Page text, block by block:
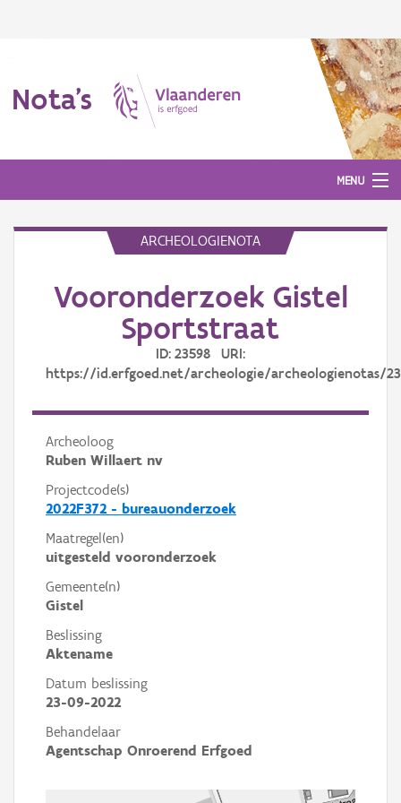
Nota's
MENU
Aanmelden
ARCHEOLOGIENOTA
Vooronderzoek Gistel
Sportstraat
ID: 23598 URI:
https://id.erfgoed.net/archeologie/archeologienotas/
Archeoloog
Ruben Willaert nv
Projectcode(s)
2022F372 - bureauonderzoek
Maatregel(en)
uitgesteld vooronderzoek
Gemeente(n)
Gistel
Beslissing
Aktename
Datum beslissing
23-09-2022
Behandelaar
Agentschap Onroerend Erfgoed